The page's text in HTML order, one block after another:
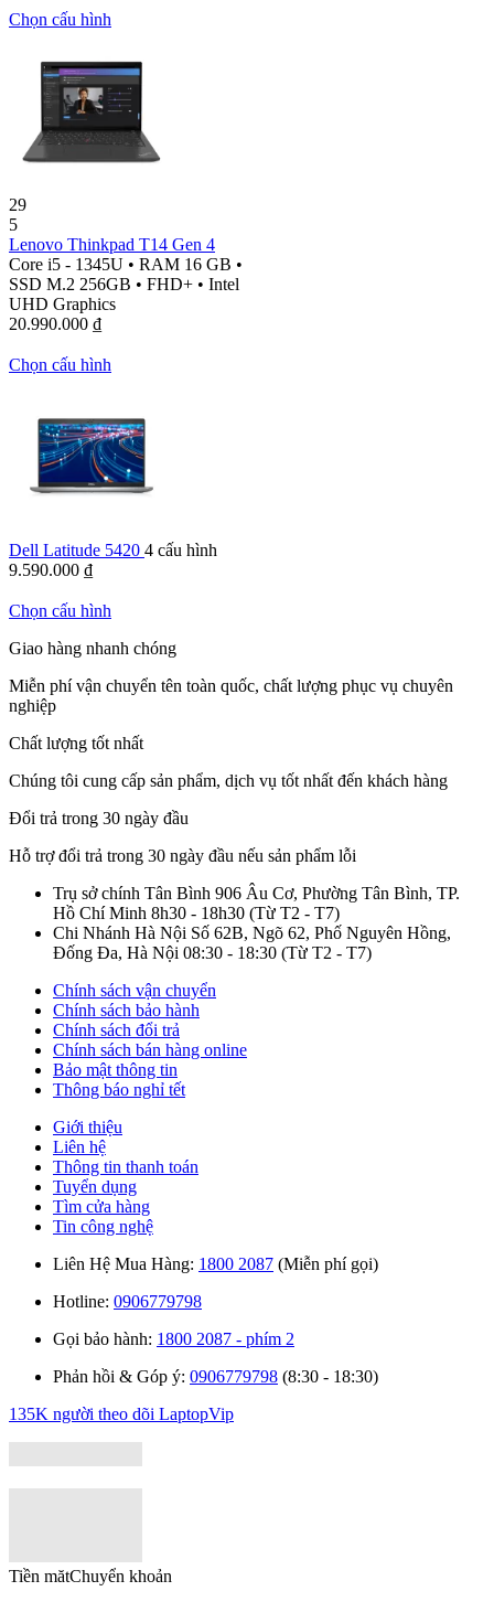
Chọn cấu hình
29
5
Lenovo Thinkpad T14 Gen 4
Core i5 - 1345U • RAM 16 GB •
SSD M.2 256GB • FHD+ • Intel
UHD Graphics
20.990.000 ₫
Chọn cấu hình
Dell Latitude 5420 4 cấu hình
9.590.000 ₫
Chọn cấu hình
Giao hàng nhanh chóng
Miễn phí vận chuyển tên toàn quốc, chất lượng phục vụ chuyên
nghiệp
Chất lượng tốt nhất
Chúng tôi cung cấp sản phẩm, dịch vụ tốt nhất đến khách hàng
Đổi trả trong 30 ngày đầu
Hỗ trợ đổi trả trong 30 ngày đầu nếu sản phẩm lỗi
Trụ sở chính Tân Bình 906 Âu Cơ, Phường Tân Bình, TP.
Hồ Chí Minh 8h30 - 18h30 (Từ T2 - T7)
Chi Nhánh Hà Nội Số 62B, Ngõ 62, Phố Nguyên Hồng,
Đống Đa, Hà Nội 08:30 - 18:30 (Từ T2 - T7)
Chính sách vận chuyển
Chính sách bảo hành
Chính sách đổi trả
Chính sách bán hàng online
Bảo mật thông tin
Thông báo nghỉ tết
Giới thiệu
Liên hệ
Thông tin thanh toán
Tuyển dụng
Tìm cửa hàng
Tin công nghệ
Liên Hệ Mua Hàng: 1800 2087 (Miễn phí gọi)
Hotline: 0906779798
Gọi bảo hành: 1800 2087 - phím 2
Phản hồi & Góp ý: 0906779798 (8:30 - 18:30)
135K người theo dõi LaptopVip
Tiền mătChuyển khoản